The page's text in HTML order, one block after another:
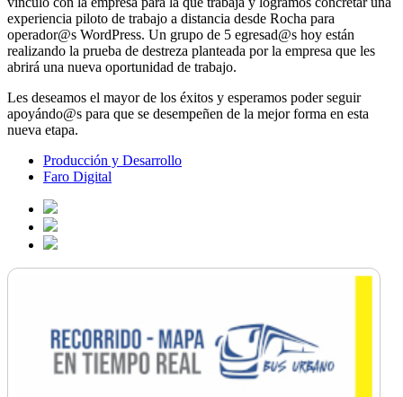
experiencia piloto de trabajo a distancia desde Rocha para
operador@s WordPress. Un grupo de 5 egresad@s hoy están
realizando la prueba de destreza planteada por la empresa que les
abrirá una nueva oportunidad de trabajo.
Les deseamos el mayor de los éxitos y esperamos poder seguir
apoyándo@s para que se desempeñen de la mejor forma en esta
nueva etapa.
Producción y Desarrollo
Faro Digital